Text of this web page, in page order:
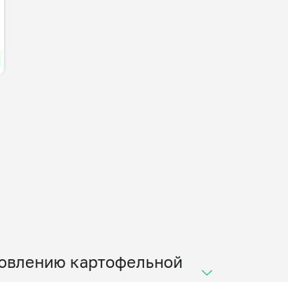
картофельной